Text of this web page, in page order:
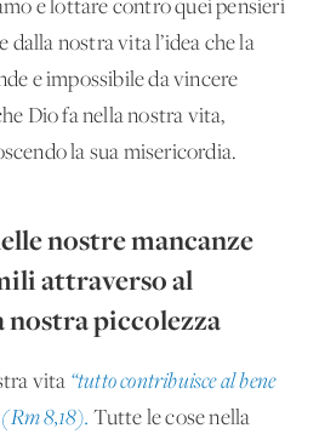
e lottare contro quei pensieri
nostra vita l’idea che la
e impossibile da vincere
Dio fa nella nostra vita,
la sua misericordia.
nostre mancanze
attraverso al
nostra piccolezza
vita “tutto contribuisce al bene
8,18). Tutte le cose nella